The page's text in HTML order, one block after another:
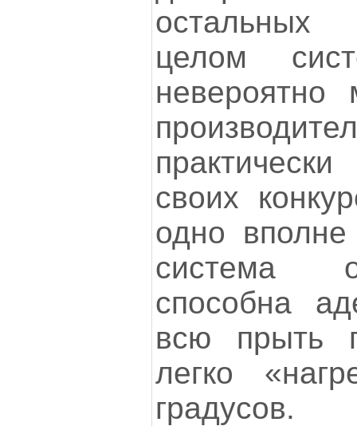
остальных
целом
своих
одно
система
способна
всю прыть
легко
градусов.